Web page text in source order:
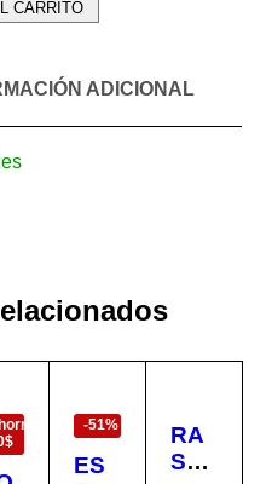
CARRITO
ADICIONAL
-51%
ES
RA
ST